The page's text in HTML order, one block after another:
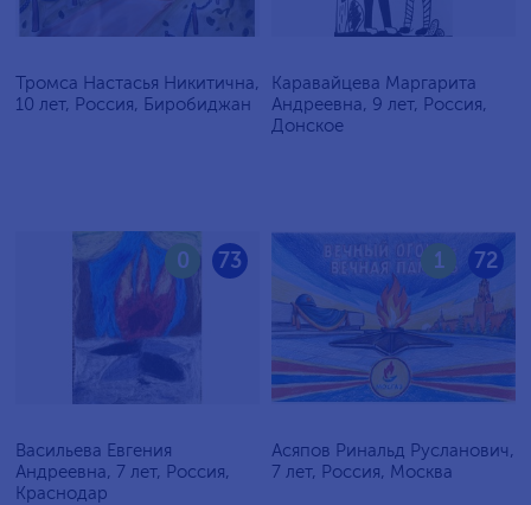
Тромса Настасья Никитична,
10 лет, Россия, Биробиджан
Каравайцева Маргарита
Андреевна, 9 лет, Россия,
Донское
73
0
Васильева Евгения
Андреевна, 7 лет, Россия,
Краснодар
72
1
Асяпов Ринальд Русланович,
7 лет, Россия, Москва